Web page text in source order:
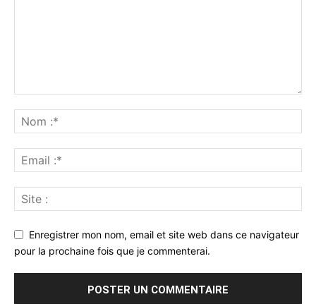
Enregistrer mon nom, email et site web dans ce navigateur
pour la prochaine fois que je commenterai.